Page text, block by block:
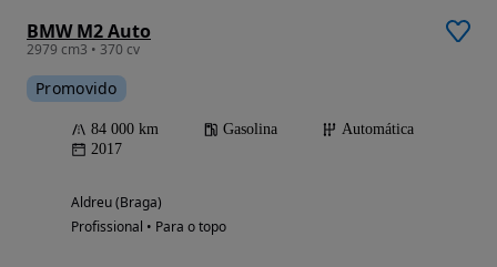
BMW M2 Auto
2979 cm3 • 370 cv
Promovido
84 000 km Gasolina
Automática
2017
Aldreu (Braga)
Profissional • Para o topo